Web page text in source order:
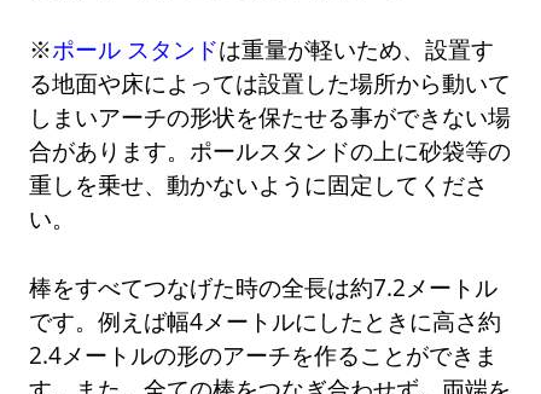
※ポール スタンドは重量が軽いため、設置す
る地面や床によっては設置した場所から動いて
しまいアーチの形状を保たせる事ができない場
合があります。ポールスタンドの上に砂袋等の
重しを乗せ、動かないように固定してくださ
い。
棒をすべてつなげた時の全長は約7.2メートル
です。例えば幅4メートルにしたときに高さ約
2.4メートルの形のアーチを作ることができま